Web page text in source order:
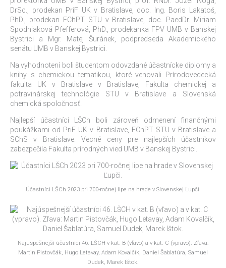
DrSc., prodekan PriF UK v Bratislave, doc. Ing. Boris Lakatoš,
PhD., prodekan FChPT STU v Bratislave, doc. PaedDr. Miriam
Spodniaková Pfefferová, PhD., prodekanka FPV UMB v Banskej
Bystrici a Mgr. Matej Šuránek, podpredseda Akademického
senátu UMB v Banskej Bystrici.
Na vyhodnotení boli študentom odovzdané účastnícke diplomy a
knihy s chemickou tematikou, ktoré venovali Prírodovedecká
fakulta UK v Bratislave v Bratislave, Fakulta chemickej a
potravinárskej technológie STU v Bratislave a Slovenská
chemická spoločnosť.
Najlepší účastníci LŠCh boli zároveň odmenení finančnými
poukážkami od PriF UK v Bratislave, FChPT STU v Bratislave a
SChS v Bratislave. Vecné ceny pre najlepších účastníkov
zabezpečila Fakulta prírodných vied UMB v Banskej Bystrici.
Účastníci LŠCh 2023 pri 700-ročnej lipe na hrade v Slovenskej Ľupči.
Najúspešnejší účastníci 46. LŠCH v kat. B (vľavo) a v kat. C (vpravo). Zľava:
Martin Pistovčák, Hugo Letavay, Adam Kovalčík, Daniel Šablatúra, Samuel
Dudek, Marek Ištok.